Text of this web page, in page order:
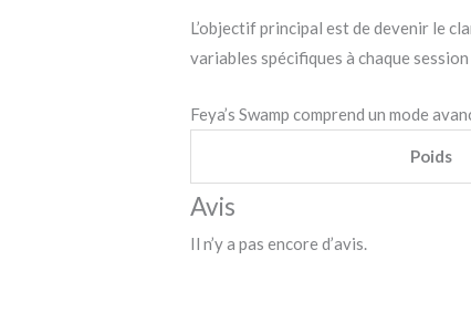
L’objectif principal est de devenir le
variables spécifiques à chaque session
Feya’s Swamp comprend un mode
Poids
Avis
Il n’y a pas encore d’avis.